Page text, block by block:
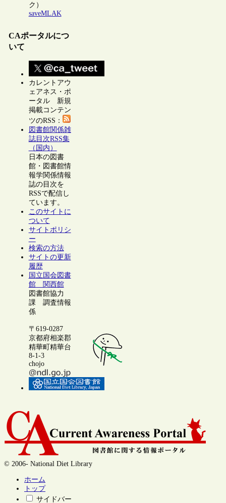
ク）
saveMLAK
CAポータルにつ
いて
カレントアウ
ェアネス・ポ
ータル 新規
掲載コンテン
ツのRSS：
図書館関係雑
誌目次RSS集
（国内）
日本の図書
館・図書館情
報学関係情報
誌の目次を
RSSで配信し
ています。
このサイトに
ついて
サイトポリシ
ー
検索の方法
サイトの更新
履歴
国立国会図書
館 関西館
図書館協力
課 調査情報
係
〒619-0287
京都府相楽郡
精華町精華台
8-1-3
chojo
© 2006- National Diet Library
ホーム
トップ
サイドバー